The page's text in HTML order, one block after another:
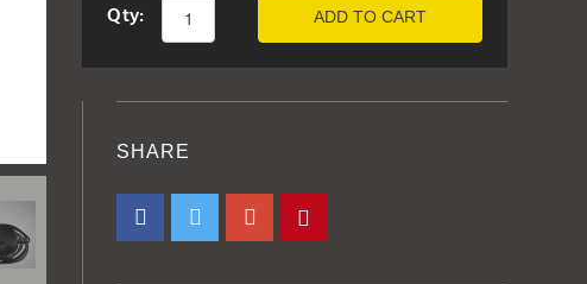
Qty: ADD TO CART
SHARE